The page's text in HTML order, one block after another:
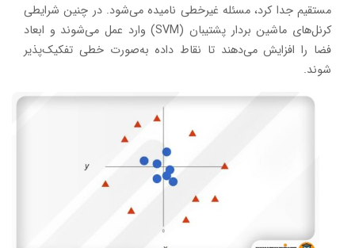
مستقیم جدا کرد، مسئله غیرخطی نامیده می‌شود. در چنین شرایطی
کرنل‌های ماشین بردار پشتیبان (SVM) وارد عمل می‌شوند و ابعاد
فضا را افزایش می‌دهند تا نقاط داده به‌صورت خطی تفکیک‌پذیر
شوند.